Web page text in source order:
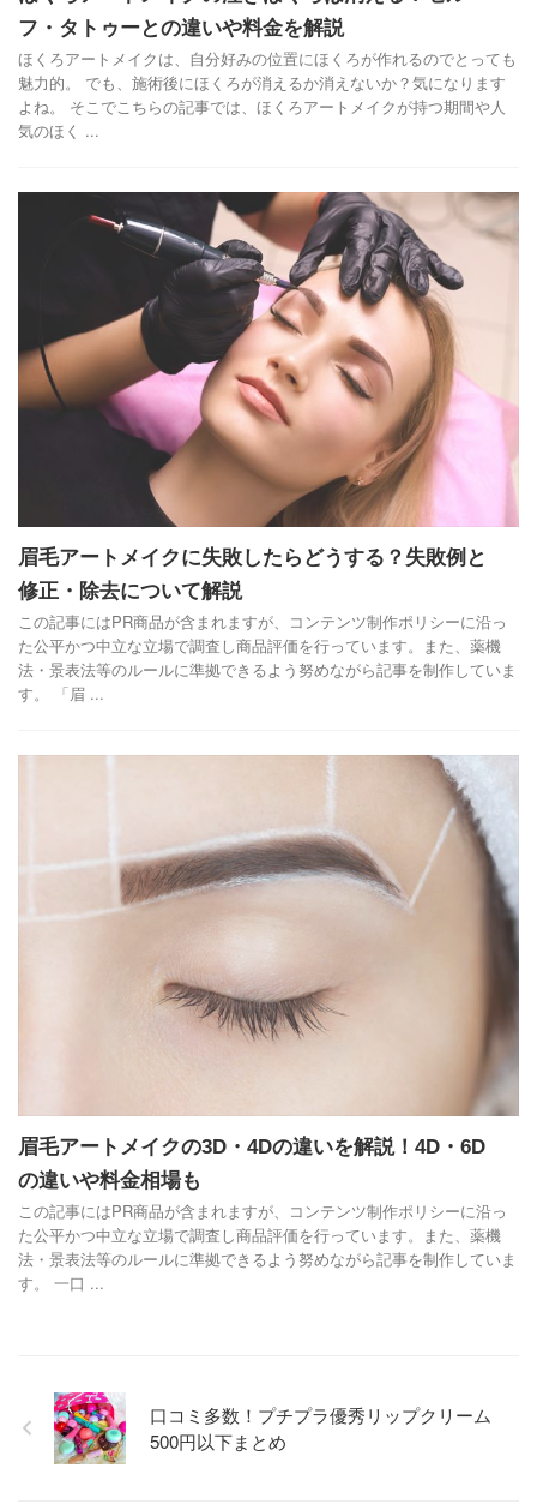
フ・タトゥーとの違いや料金を解説
ほくろアートメイクは、自分好みの位置にほくろが作れるのでとっても
魅力的。 でも、施術後にほくろが消えるか消えないか？気になります
よね。 そこでこちらの記事では、ほくろアートメイクが持つ期間や人
気のほく ...
眉毛アートメイクに失敗したらどうする？失敗例と
修正・除去について解説
この記事にはPR商品が含まれますが、コンテンツ制作ポリシーに沿っ
た公平かつ中立な立場で調査し商品評価を行っています。また、薬機
法・景表法等のルールに準拠できるよう努めながら記事を制作していま
す。 「眉 ...
眉毛アートメイクの3D・4Dの違いを解説！4D・6D
の違いや料金相場も
この記事にはPR商品が含まれますが、コンテンツ制作ポリシーに沿っ
た公平かつ中立な立場で調査し商品評価を行っています。また、薬機
法・景表法等のルールに準拠できるよう努めながら記事を制作していま
す。 一口 ...
口コミ多数！プチプラ優秀リップクリーム
500円以下まとめ